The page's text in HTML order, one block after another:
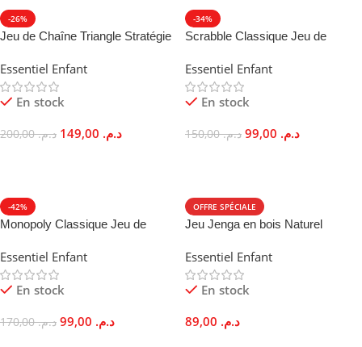
-26%
Jeu de Chaîne Triangle Stratégie
Essentiel Enfant
En stock
د.م.200,00 د.م.
-34%
Scrabble Classique Jeu de
Vocabulaire
Essentiel Enfant
En stock
د.م.150,00 د.م.
-42%
Monopoly Classique Jeu de
Immobilières Famille
Essentiel Enfant
En stock
د.م.170,00 د.م.
OFFRE SPÉCIALE
Jeu Jenga en bois Naturel
Essentiel Enfant
En stock
د.م.